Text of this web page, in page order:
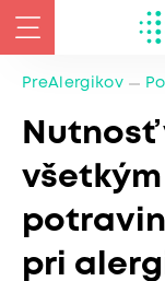
PreAlergikov
pri